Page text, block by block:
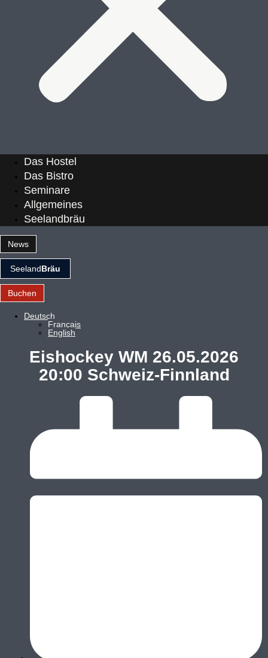
Das Hostel
Das Bistro
Seminare
Allgemeines
Seelandbräu
News
SeelandBräu
Buchen
Deutsch
Français
English
Eishockey WM 26.05.2026
20:00 Schweiz-Finnland